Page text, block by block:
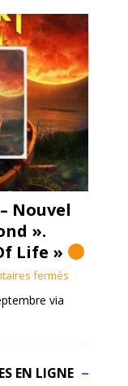
Nouvel
».
Life »
fermés
via
EN LIGNE